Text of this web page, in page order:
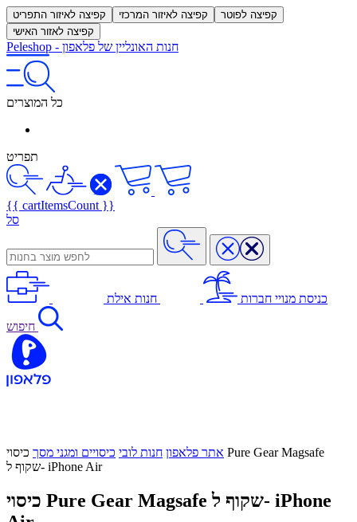
קפיצה לאיזור התפריט קפיצה לאיזור המרכזי
קפיצה לפוטר
קפיצה לאזור האישי
Peleshop - חנות האונליין של פלאפון
כל המוצרים
תפריט
{{ cartItemsCount }}
סל
כניסת מנויי חברות חנות אילת
חיפוש
אתר פלאפון חנות לובי כיסויים ומגני מסך כיסוי Pure Gear Magsafe
שקוף ל- iPhone Air
כיסוי Pure Gear Magsafe שקוף ל- iPhone